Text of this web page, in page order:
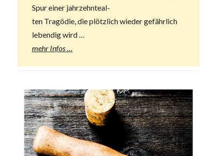
Spur einer jahrzehnteal-
ten Tragödie, die plötzlich wieder gefährlich
lebendig wird …
mehr Infos …